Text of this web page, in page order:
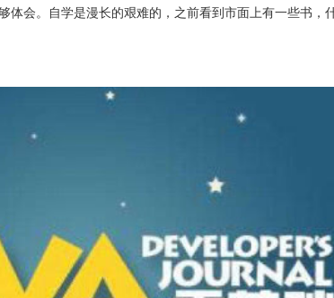
体会。自学是漫长的艰难的，之前看到市面上有一些书，